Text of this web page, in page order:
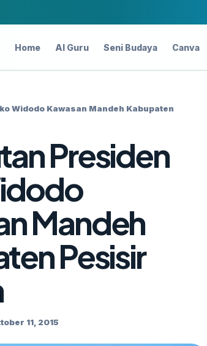
Home AI Guru Seni Budaya Canva
Widodo Kawasan Mandeh Kabupaten
Presiden
Mandeh
Pesisir
11, 2015